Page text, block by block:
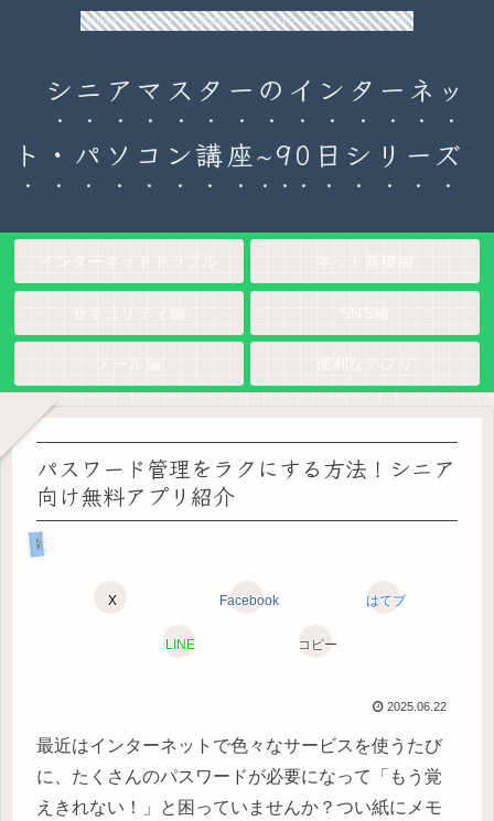
90日チャレンジ！シニアのためのパソコン・インターネット入門
シニアマスターのインターネッ
ト・パソコン講座~90日シリーズ
パスワード管理をラクにする方法！シニア
向け無料アプリ紹介
困ったときのデジタルお助けコーナー
X Facebook はてブ
LINE コピー
2025.06.22
最近はインターネットで色々なサービスを使うたび
に、たくさんのパスワードが必要になって「もう覚
えきれない！」と困っていませんか？つい紙にメモ